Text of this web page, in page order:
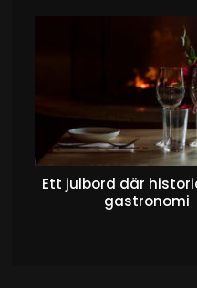
Ett julbord där
gastronomi